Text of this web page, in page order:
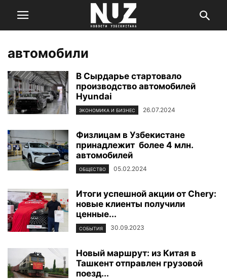
автомобили
В Сырдарье стартовало
производство автомобилей
Hyundai
ЭКОНОМИКА И БИЗНЕС 26.07.2024
Физлицам в Узбекистане
принадлежит более 4 млн.
автомобилей
ОБЩЕСТВО 05.02.2024
Итоги успешной акции от Chery:
новые клиенты получили
ценные...
СОБЫТИЯ 30.09.2023
Новый маршрут: из Китая в
Ташкент отправлен грузовой
поезд...